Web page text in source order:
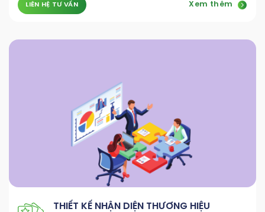
LIÊN HỆ TƯ VẤN Xem thêm
THIẾT KẾ NHẬN DIỆN THƯƠNG HIỆU